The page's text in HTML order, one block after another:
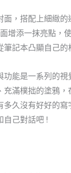
面，搭配上細緻的
增添一抹亮點，
筆記本凸顯自己的
功能是一系列的視
充滿樸拙的塗鴉，
多久沒有好好的寫
自己對話吧 !